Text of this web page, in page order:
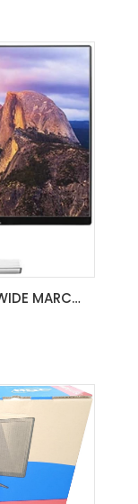
MONITOR DE 27" LCD GRADO B WIDE MARCAS VARIAS